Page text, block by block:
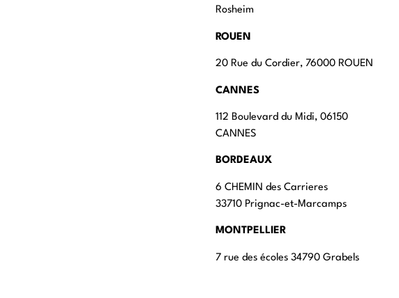
Rosheim
ROUEN
20 Rue du Cordier, 76000 ROUEN
CANNES
112 Boulevard du Midi, 06150
CANNES
BORDEAUX
6 CHEMIN des Carrieres
33710 Prignac-et-Marcamps
MONTPELLIER
7 rue des écoles 34790 Grabels